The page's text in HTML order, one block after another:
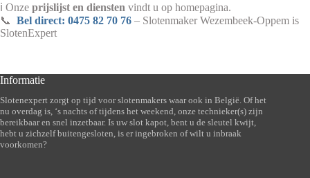
ℹ️ Onze prijslijst en diensten vindt u op homepagina.
📞 Bel direct: 0475 82 70 76 – Slotenmaker Wezembeek-Oppem is
SlotenExpert
Informatie
Slotenexpert zorgt op tijd voor slotenmakers waar ook in België. Of het
nu overdag is, ‘s nachts of tijdens het weekend, onze technieker(s) zijn
bereikbaar en snel inzetbaar. Is uw slot kapot, bent u de sleutel kwijt,
hebt u zichzelf buitengesloten, is er ingebroken of wilt u inbraak
voorkomen?